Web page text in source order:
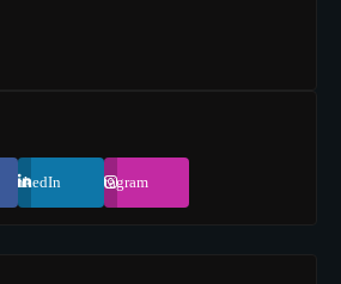
LinkedIn Instagram